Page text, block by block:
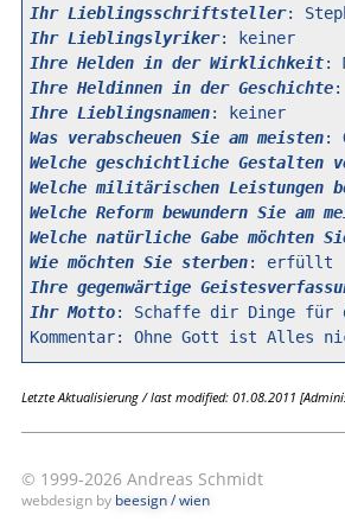
Ihr Lieblingsschriftsteller
Ihr Lieblingslyriker
: keiner
Ihre Helden in der Wirklichkeit
Ihre Heldinnen in der Geschichte
Ihre Lieblingsnamen
: keiner
Was verabscheuen Sie am meisten
Welche geschichtliche Gestalten
Welche militärischen Leistungen
Welche Reform bewundern Sie am
Welche natürliche Gabe möchten
Wie möchten Sie sterben
Ihre gegenwärtige
Ihr Motto: Schaffe dir Dinge für
Letzte Aktualisierung / last modified: 01.08.2011
© 1999-2026 Andreas Schmidt
webdesign by beesign / wien